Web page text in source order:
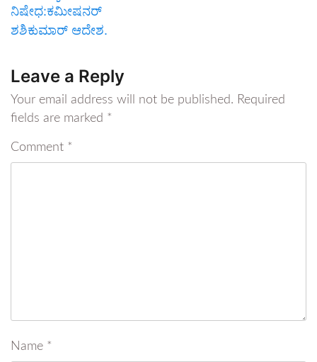
ನಿಷೇಧ:ಕಮೀಷನರ್
ಶಶಿಕುಮಾರ್ ಆದೇಶ.
Leave a Reply
Your email address will not be published. Required
fields are marked *
Comment *
Name *